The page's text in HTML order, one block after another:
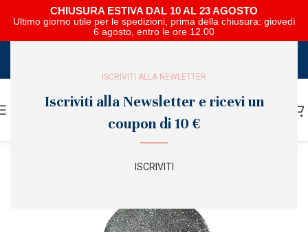
ISCRIVITI ALLA NEWLETTER
Iscriviti alla Newsletter e ricevi un
coupon di 10 €
ISCRIVITI
CHIUSURA ESTIVA DAL 10 AL 23 AGOSTO
Ultimo giorno utile per le spedizioni, prima della chiusura: giovedì
6 agosto, entro le ore 12.00